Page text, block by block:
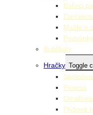
Baliaci
Mašle a
Pozvánky
Bublifuky
Hračky Toggle
Pexeso
Plyšové